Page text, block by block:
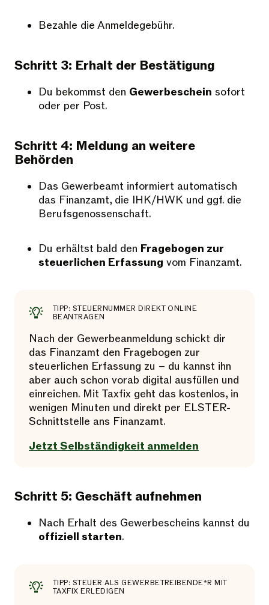
Bezahle die Anmeldegebühr.
Schritt 3: Erhalt der Bestätigung
Du bekommst den Gewerbeschein sofort
oder per Post.
Schritt 4: Meldung an weitere
Behörden
Das Gewerbeamt informiert automatisch
das Finanzamt, die IHK/HWK und ggf. die
Berufsgenossenschaft.
Du erhältst bald den Fragebogen zur
steuerlichen Erfassung vom Finanzamt.
TIPP: STEUERNUMMER DIREKT ONLINE
BEANTRAGEN
Nach der Gewerbeanmeldung schickt dir
das Finanzamt den Fragebogen zur
steuerlichen Erfassung zu – du kannst ihn
aber auch schon vorab digital ausfüllen und
einreichen. Mit Taxfix geht das kostenlos, in
wenigen Minuten und direkt per ELSTER-
Schnittstelle ans Finanzamt.
Jetzt Selbständigkeit anmelden
Schritt 5: Geschäft aufnehmen
Nach Erhalt des Gewerbescheins kannst du
offiziell starten.
TIPP: STEUER ALS GEWERBETREIBENDE*R MIT
TAXFIX ERLEDIGEN